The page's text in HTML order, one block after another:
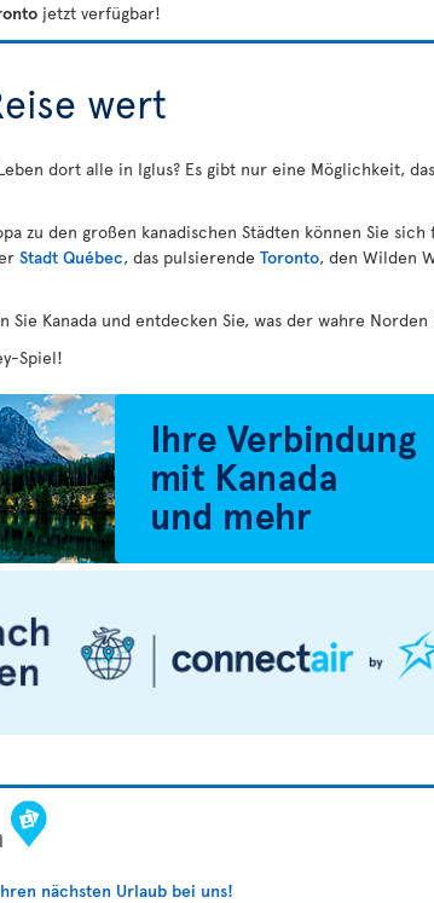
jetzt verfügbar!
wert
dort alle in Iglus? Es gibt nur eine Möglichkeit,
zu den großen kanadischen Städten können Sie
Stadt Québec, das pulsierende Toronto, den Wilden
Sie Kanada und entdecken Sie, was der wahre
Spiel!
nächsten Urlaub bei uns!